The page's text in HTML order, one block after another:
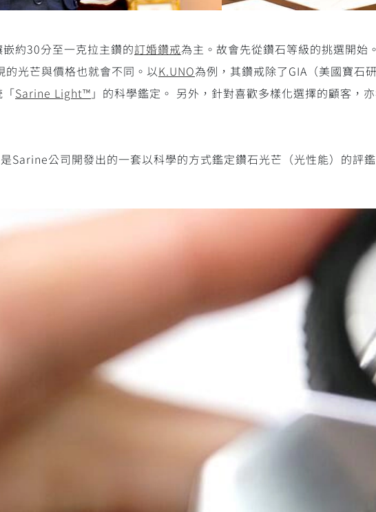
約30分至一克拉主鑽的訂婚鑽戒為主。故會先從鑽石等級的挑選開始
光芒與價格也就會不同。以K.UNO為例，其鑽戒除了GIA（美國寶石
「Sarine Light™ 」的科學鑑定。 另外，針對喜歡多樣化選擇的顧客，
Sarine公司開發出的一套以科學的方式鑑定鑽石光芒（光性能）的評